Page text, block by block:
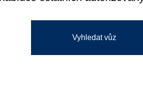
Vyhledat vůz